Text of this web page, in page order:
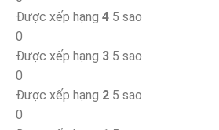
Được xếp hạng 4 5 sao
0
Được xếp hạng 3 5 sao
0
Được xếp hạng 2 5 sao
0